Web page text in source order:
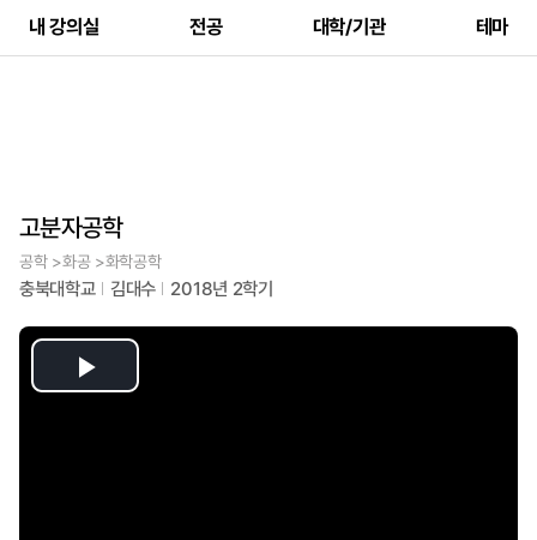
내 강의실 전공 대학/기관 테마
고분자공학
공학 >화공 >화학공학
충북대학교 김대수 2018년 2학기
Play